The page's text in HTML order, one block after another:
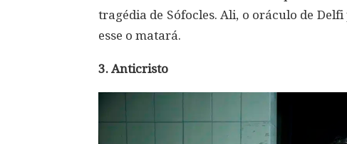
tragédia de Sófocles. Ali, o oráculo de
esse o matará.
3. Anticristo